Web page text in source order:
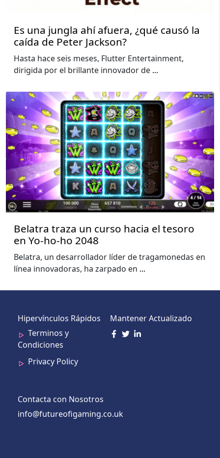
Es una jungla ahí afuera, ¿qué causó la
caída de Peter Jackson?
Hasta hace seis meses, Flutter Entertainment,
dirigida por el brillante innovador de ...
Belatra traza un curso hacia el tesoro
en Yo-ho-ho 2048
Belatra, un desarrollador líder de tragamonedas en
línea innovadoras, ha zarpado en ...
Hipervínculos Rápidos
Terminos y
Condiciones
Privacy Policy
Mantener Actualizado
Contacta con Nosotros
info@futureofigaming.co.uk